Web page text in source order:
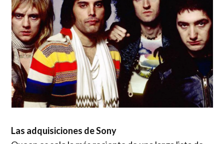
Las adquisiciones de Sony